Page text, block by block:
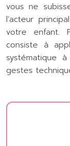
vous ne
l’acteur
votre enfant.
consiste à
systématique
gestes